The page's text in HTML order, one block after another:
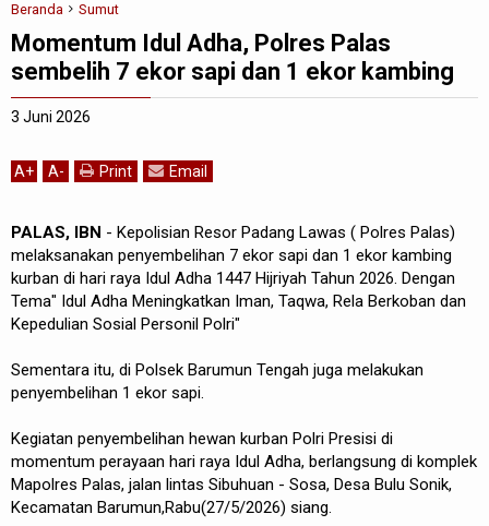
Beranda Sumut
Momentum Idul Adha, Polres Palas
sembelih 7 ekor sapi dan 1 ekor kambing
3 Juni 2026
A+ A- Print Email
PALAS, IBN - Kepolisian Resor Padang Lawas ( Polres Palas)
melaksanakan penyembelihan 7 ekor sapi dan 1 ekor kambing
kurban di hari raya Idul Adha 1447 Hijriyah Tahun 2026. Dengan
Tema" Idul Adha Meningkatkan Iman, Taqwa, Rela Berkoban dan
Kepedulian Sosial Personil Polri"
Sementara itu, di Polsek Barumun Tengah juga melakukan
penyembelihan 1 ekor sapi.
Kegiatan penyembelihan hewan kurban Polri Presisi di
momentum perayaan hari raya Idul Adha, berlangsung di komplek
Mapolres Palas, jalan lintas Sibuhuan - Sosa, Desa Bulu Sonik,
Kecamatan Barumun,Rabu(27/5/2026) siang.